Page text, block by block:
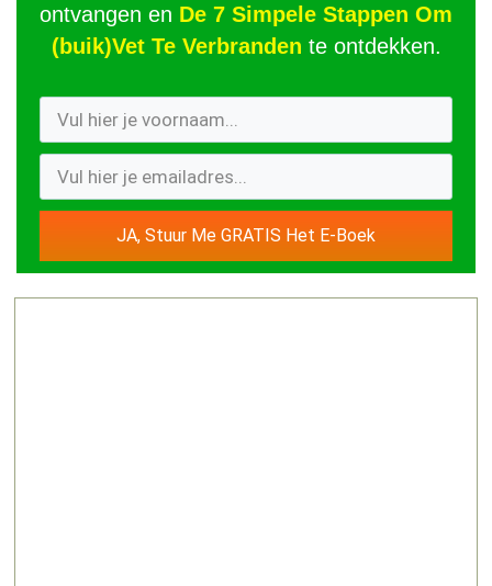
ontvangen en De 7 Simpele Stappen Om
(buik)Vet Te Verbranden te ontdekken.
JA, Stuur Me GRATIS Het E-Boek